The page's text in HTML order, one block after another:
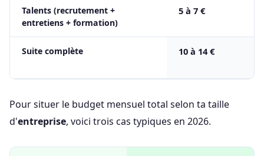
Talents (recrutement +
entretiens + formation)
5 à 7 €
Suite complète 10 à 14 €
Pour situer le budget mensuel total selon ta taille
d'entreprise, voici trois cas typiques en 2026.